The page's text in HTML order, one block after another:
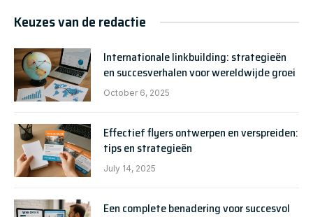
Keuzes van de redactie
Internationale linkbuilding: strategieën
en succesverhalen voor wereldwijde groei
October 6, 2025
Effectief flyers ontwerpen en verspreiden:
tips en strategieën
July 14, 2025
Een complete benadering voor succesvol